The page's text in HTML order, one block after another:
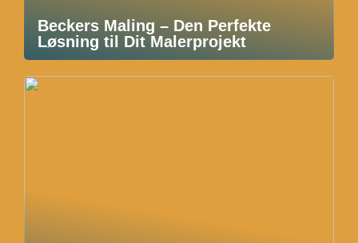
Beckers Maling – Den Perfekte
Løsning til Dit Malerprojekt